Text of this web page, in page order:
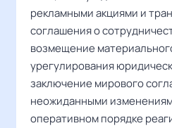
рекламными акциями и
соглашения о
возмещение
урегулирования
заключение мирового
неожиданными
оперативном порядке